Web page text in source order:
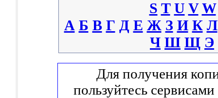
S T U V W
А Б В Г Д Е Ж З И К Л
Ч Ш Щ Э
Для получения
пользуйтесь сервисами